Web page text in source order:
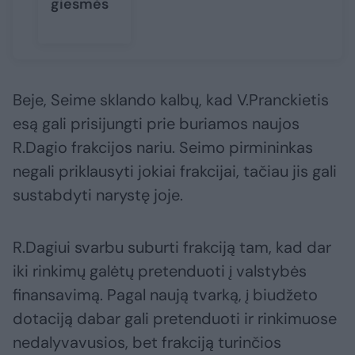
giesmės
Beje, Seime sklando kalbų, kad V.Pranckietis
esą gali prisijungti prie buriamos naujos
R.Dagio frakcijos nariu. Seimo pirmininkas
negali priklausyti jokiai frakcijai, tačiau jis gali
sustabdyti narystę joje.
R.Dagiui svarbu suburti frakciją tam, kad dar
iki rinkimų galėtų pretenduoti į valstybės
finansavimą. Pagal naują tvarką, į biudžeto
dotaciją dabar gali pretenduoti ir rinkimuose
nedalyvavusios, bet frakciją turinčios